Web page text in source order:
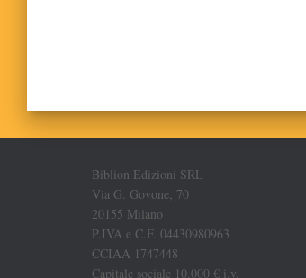
Biblion Edizioni SRL
Via G. Govone, 70
20155 Milano
P.IVA e C.F. 04430980963
CCIAA 1747448
Capitale sociale 10.000 € i.v.